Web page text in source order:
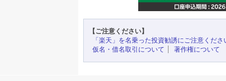
【ご注意ください】
「楽天」を名乗った投資勧誘にご注意くださ
仮名・借名取引について
著作権について